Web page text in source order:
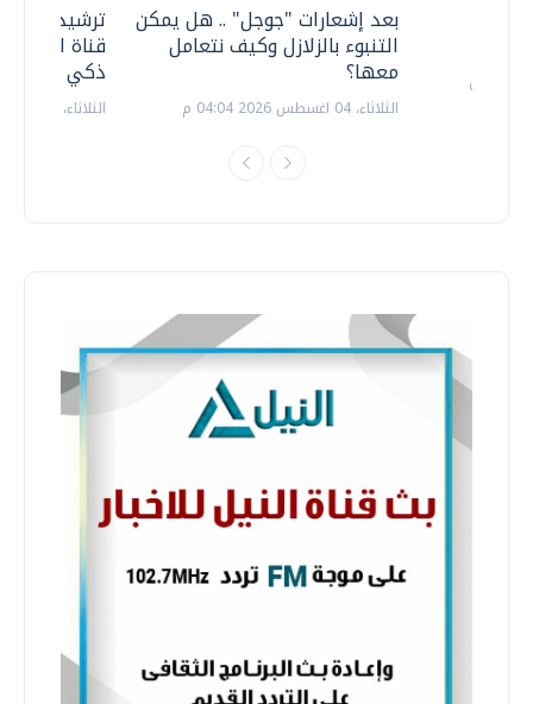
ترشيدا
قناة
ذكي
الثلاثاء، 14 يوليو 2026 06:11 م
بعد إشعارات "جوجل" .. هل يمكن
التنبوء بالزلازل وكيف نتعامل
معها؟
الثلاثاء، 04 اغسطس 2026 04:04 م